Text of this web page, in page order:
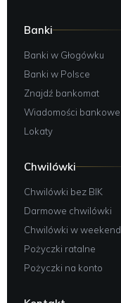
Banki
Banki w Głogówku
Banki w Polsce
Znajdź bankomat
Wiadomości bankowe
Lokaty
Chwilówki
Chwilówki bez BIK
Darmowe chwilówki
Chwilówki w weekend
Pożyczki ratalne
Pożyczki na konto